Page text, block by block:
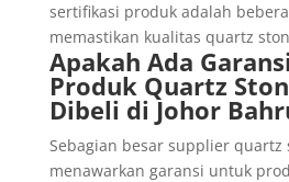
sertifikasi produk adalah
memastikan kualitas quartz
Apakah Ada
Produk Quartz
Dibeli di Johor
Sebagian besar supplier quartz
menawarkan garansi untuk